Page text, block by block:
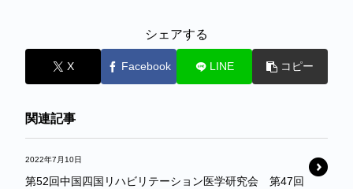
シェアする
X Facebook LINE コピー
関連記事
2022年7月10日
第52回中国四国リハビリテーション医学研究会 第47回